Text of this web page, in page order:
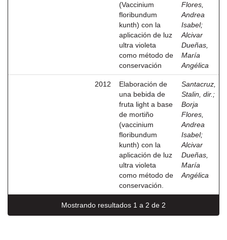
(Vaccinium
floribundum
kunth) con la
aplicación de luz
ultra violeta
como método de
conservación
Flores,
Andrea
Isabel;
Alcivar
Dueñas,
María
Angélica
2012
Elaboración de
una bebida de
fruta light a base
de mortiño
(vaccinium
floribundum
kunth) con la
aplicación de luz
ultra violeta
como método de
conservación.
Santacruz,
Stalin, dir. ;
Borja
Flores,
Andrea
Isabel;
Alcivar
Dueñas,
María
Angélica
Mostrando resultados 1 a 2 de 2